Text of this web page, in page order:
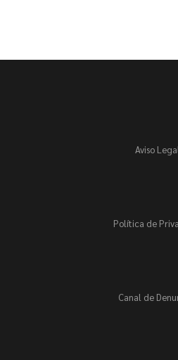
Aviso Legal
Política de
Canal de